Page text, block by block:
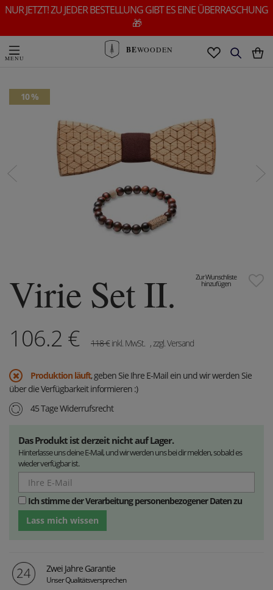
NUR JETZT! ZU JEDER BESTELLUNG GIBT ES EINE ÜBERRASCHUNG
🎁
BEWOODEN
10 %
Zur Wunschliste
hinzufügen
Virie Set II.
106.2 € 118€inkl. MwSt. , zzgl. Versand
Produktion läuft, geben Sie Ihre E-Mail ein und wir werden Sie
über die Verfügbarkeit informieren :)
45 Tage Widerrufsrecht
Das Produkt ist derzeit nicht auf Lager.
Hinterlasse uns deine E-Mail, und wir werden uns bei dir melden, sobald es
wieder verfügbar ist.
Ich stimme der Verarbeitung personenbezogener Daten zu
Lass mich wissen
Zwei Jahre Garantie
Unser Qualitätsversprechen